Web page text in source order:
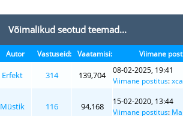
Võimalikud seotud teemad...
Autor Vastuseid: Vaatamisi: Viimane
Erfekt 314 139,704
08-02-2025, 19:41
Viimane postitus:
Müstik 116 94,168
15-02-2020, 13:44
Viimane postitus: